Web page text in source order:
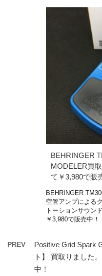
BEHRINGER
MODELER買
て￥3,980で販
BEHRINGER
空管アンプによる
トーションサウン
￥3,980で販売中
PREV
Positive Grid Spark
ト】 買取りました
中！